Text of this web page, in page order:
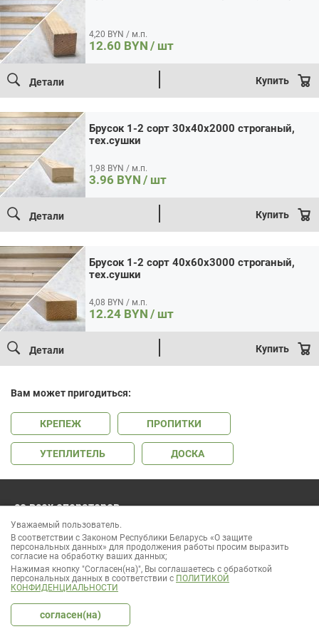
4,20 BYN / м.п.
12.60 BYN / шт
Детали Купить
Брусок 1-2 сорт 30x40x2000 строганый,
тех.сушки
1,98 BYN / м.п.
3.96 BYN / шт
Детали Купить
строганый,
Брусок 1-2 сорт 40x60x3000 строганый,
тех.сушки
4,08 BYN / м.п.
12.24 BYN / шт
Детали Купить
Брусок 1-2 сорт 40x60x3000 строганый, тех.сушки
Цена: 12.24 / шт Итого:12.24 BYN
Кол-во:
сорт
40x60x3000
строганый,
тех.сушки
В корзину
Вам может пригодиться:
КРЕПЕЖ ПРОПИТКИ
УТЕПЛИТЕЛЬ ДОСКА
со всех операторов
541-06-06
без выходных и праздников
ООО «Лесок Эксперт» УНП 691937866
Режим работы: пн-сб: 9:00 - 18:00
Регистрация интернет-магазина в торговом реестре 400871 от
20.12.2017
Уважаемый пользователь.
В соответствии с Законом Республики Беларусь «О защите
персональных данных» для продолжения работы просим выразить
согласие на обработку ваших данных;
Нажимая кнопку "Согласен(на)", Вы соглашаетесь с обработкой
персональных данных в соответствии с ПОЛИТИКОЙ
КОНФИДЕНЦИАЛЬНОСТИ
согласен(на)